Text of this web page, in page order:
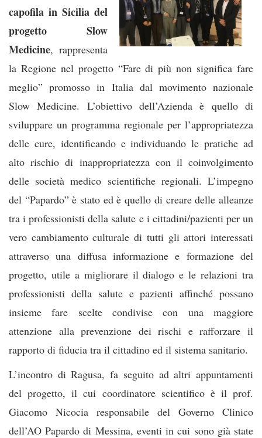
capofila in Sicilia del
progetto Slow
Medicine, rappresenta
la Regione nel progetto “Fare di più non significa fare
meglio” promosso in Italia dal movimento nazionale
Slow Medicine. L’obiettivo dell’Azienda è quello di
sviluppare un programma regionale per l’appropriatezza
delle cure, identificando e individuando le pratiche ad
alto rischio di inappropriatezza con il coinvolgimento
delle società medico scientifiche regionali. L’impegno
del “Papardo” è stato ed è quello di creare delle alleanze
tra i professionisti della salute e i cittadini/pazienti per un
vero cambiamento culturale di tutti gli attori interessati
attraverso una diffusa informazione e formazione del
progetto, utile a migliorare il dialogo e le relazioni tra
professionisti della salute e pazienti affinché possano
insieme fare scelte condivise con una maggiore
attenzione alla prevenzione dei rischi e rafforzare il
rapporto di fiducia tra il cittadino ed il sistema sanitario.
L’incontro di Ragusa, fa seguito ad altri appuntamenti
del progetto, il cui coordinatore scientifico è il prof.
Giacomo Nicocia responsabile del Governo Clinico
dell’AO Papardo di Messina, eventi in cui sono già state